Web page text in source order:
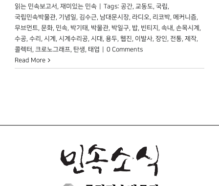
읽는 민속보고서 , 재미있는 민속 Tags: 공간, 교동도, 국립,
국립민속박물관, 기념일, 김수근, 남대문시장, 라디오, 리코박, 메커니즘,
무브먼트, 문화, 민속, 박기태 , 박물관, 박일구, 밥, 빈티지 , 속내 , 손목시계 ,
수공, 수리 , 시계 , 시계수리공, 시대 , 용두, 웹진, 이발사, 장인, 전통, 제작,
콜렉터 , 크로노그래프, 탄생, 태엽
0 Comments
Read More